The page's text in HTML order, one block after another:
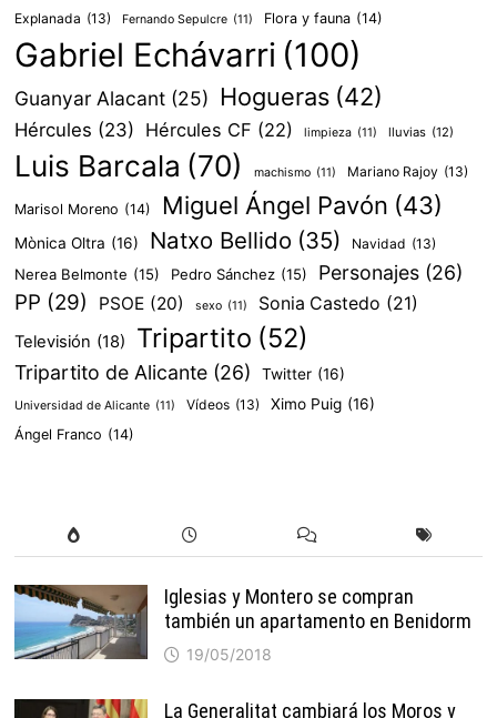
Explanada (13) Fernando Sepulcre (11) Flora y fauna (14)
Gabriel Echávarri (100)
Guanyar Alacant (25) Hogueras (42)
Hércules (23) Hércules CF (22) limpieza (11) lluvias (12)
Luis Barcala (70) machismo (11) Mariano Rajoy (13)
Marisol Moreno (14) Miguel Ángel Pavón (43)
Mònica Oltra (16) Natxo Bellido (35) Navidad (13)
Nerea Belmonte (15) Pedro Sánchez (15) Personajes (26)
PP (29) PSOE (20) sexo (11) Sonia Castedo (21)
Televisión (18) Tripartito (52)
Tripartito de Alicante (26) Twitter (16)
Universidad de Alicante (11) Vídeos (13) Ximo Puig (16)
Ángel Franco (14)
Iglesias y Montero se compran
también un apartamento en Benidorm
19/05/2018
La Generalitat cambiará los Moros y